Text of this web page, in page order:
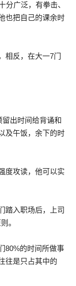
分广泛，有拳击、
也把自己的课余时
相反，在大一7门
出时间给背诵和
及午饭，余下的时
度攻读，他可以实
踏入职场后，上司
。
80%的时间所做事
往是只占其中的